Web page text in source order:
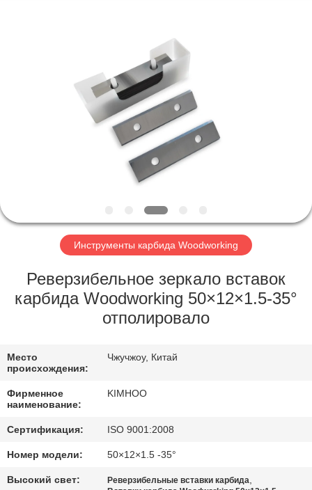
ПРОДУКТЫ
ПУТЕШЕСТВИЕ
ФАБРИКИ
ПРОВЕРКА
СВЯЖИТЕСЬ
МЫ
НОВОСТИ
СПРОСИТЕ
Инструменты карбида Woodworking
Реверзибельное зеркало вставок
карбида Woodworking 50×12×1.5-35°
отполировало
Место
происхождения:
Чжучжоу, Китай
Фирменное
наименование:
KIMHOO
Сертификация: ISO 9001:2008
Номер модели: 50×12×1.5 -35°
Высокий свет: Реверзибельные вставки карбида,